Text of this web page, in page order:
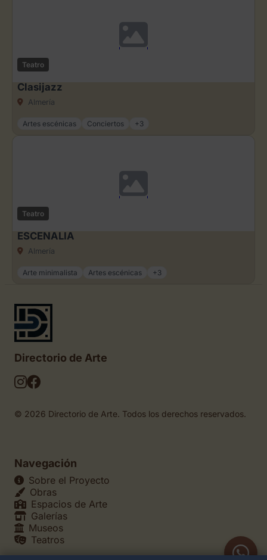
Teatro
Clasijazz
Almería
Artes escénicas Conciertos +3
Teatro
ESCENALIA
Almería
Arte minimalista Artes escénicas +3
Directorio de Arte
© 2026 Directorio de Arte. Todos los derechos reservados.
Navegación
Sobre el Proyecto
Obras
Espacios de Arte
Galerías
Museos
Teatros